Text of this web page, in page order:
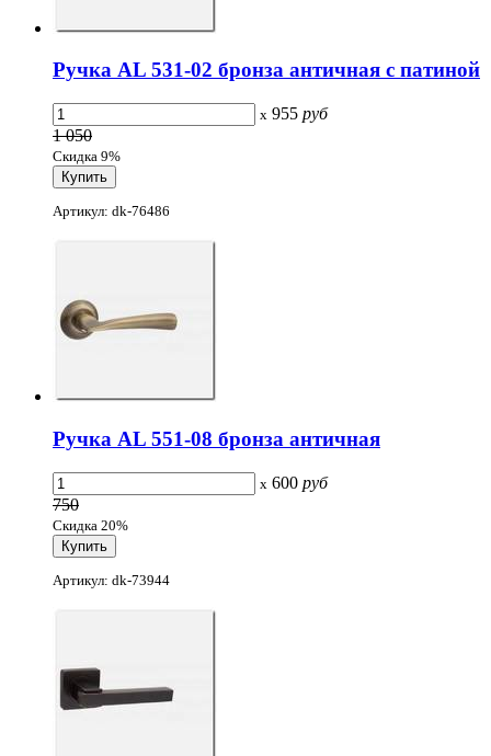
Ручка AL 531-02 бронза античная с патиной
x 955 руб
1 050
Скидка 9%
Артикул: dk-76486
Ручка AL 551-08 бронза античная
x 600 руб
750
Скидка 20%
Артикул: dk-73944